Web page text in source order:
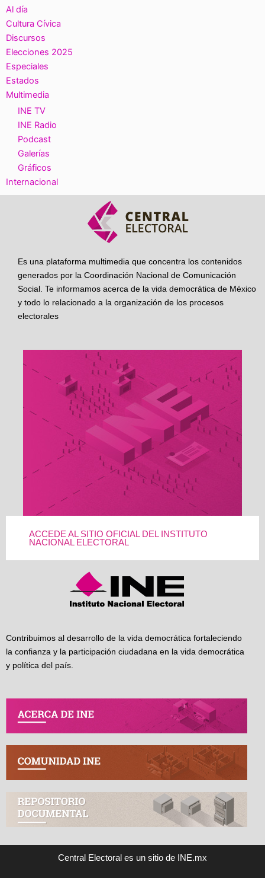
Al día
Cultura Cívica
Discursos
Elecciones 2025
Especiales
Estados
Multimedia
INE TV
INE Radio
Podcast
Galerías
Gráficos
Internacional
Es una plataforma multimedia que concentra los contenidos
generados por la Coordinación Nacional de Comunicación
Social. Te informamos acerca de la vida democrática de México
y todo lo relacionado a la organización de los procesos
electorales
ACCEDE AL SITIO OFICIAL DEL INSTITUTO
NACIONAL ELECTORAL
Contribuimos al desarrollo de la vida democrática fortaleciendo
la confianza y la participación ciudadana en la vida democrática
y política del país.
Central Electoral es un sitio de INE.mx